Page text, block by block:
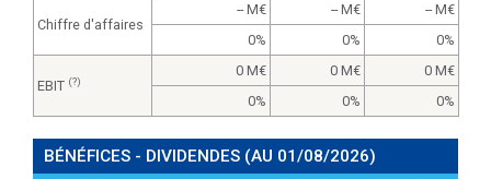
Chiffre d'affaires
-- M -- M
-- M
0%
0% 0%
EBIT (?)
0 M 0 M
0 M
0%
0% 0%
BÉNÉFICES - DIVIDENDES (AU 01/08/2026)